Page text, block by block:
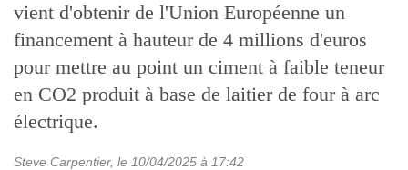
vient d'obtenir de l'Union Européenne un
financement à hauteur de 4 millions d'euros
pour mettre au point un ciment à faible teneur
en CO2 produit à base de laitier de four à arc
électrique.
Steve Carpentier, le 10/04/2025 à 17:42